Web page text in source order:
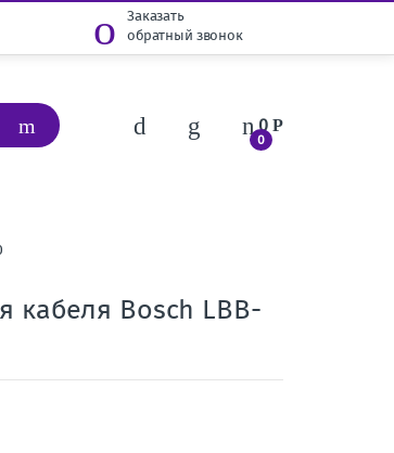
Заказать
обратный звонок
0
0Р
кабеля Bosch LBB-